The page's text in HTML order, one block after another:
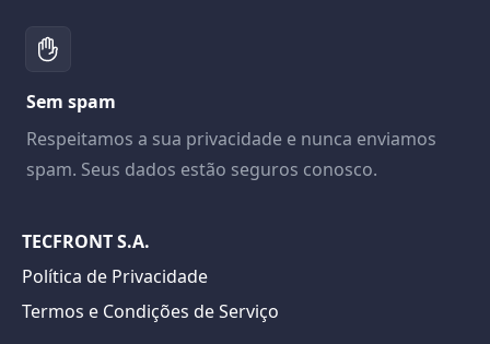
Sem spam
Respeitamos a sua privacidade e nunca enviamos
spam. Seus dados estão seguros conosco.
TECFRONT S.A.
Política de Privacidade
Termos e Condições de Serviço